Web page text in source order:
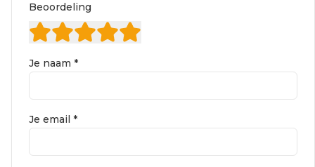
Beoordeling
Je naam *
Je email *